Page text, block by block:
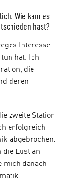
Wie kam es
hast?
Interesse
hat. Ich
die
deren
zweite Station
erfolgreich
abgebrochen.
die Lust an
mich danach